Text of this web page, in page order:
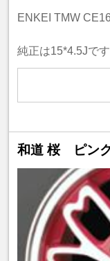
ENKEI TMW
純正は15*4.5Jで
和道 桜 ピン